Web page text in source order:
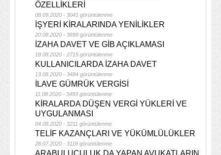
ÖZELLİKLERİ
08.09.2020 - 3041 görüntülenme
İŞYERİ KİRALARINDA YENİLİKLER
20.08.2020 - 3699 görüntülenme
İZAHA DAVET VE GİB AÇIKLAMASI
18.08.2020 - 2715 görüntülenme
KULLANICILARDA İZAHA DAVET
13.08.2020 - 3484 görüntülenme
İLAVE GÜMRÜK VERGİSİ
11.08.2020 - 3493 görüntülenme
KİRALARDA DÜŞEN VERGİ YÜKLERİ VE
UYGULANMASI
04.08.2020 - 3211 görüntülenme
TELİF KAZANÇLARI VE YÜKÜMLÜLÜKLER
28.07.2020 - 3119 görüntülenme